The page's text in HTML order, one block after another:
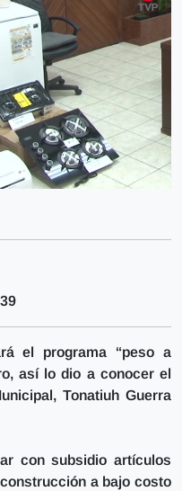
el programa “peso a
así lo dio a conocer el
Tonatiuh Guerra
con subsidio artículos
a bajo costo